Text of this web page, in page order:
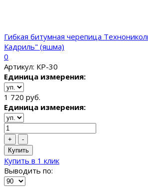
Гибкая битумная черепица
Кадриль" (яшма)
0
Артикул: КР-30
Единица измерения:
1 720 руб.
Единица измерения:
+
-
Купить
Купить в 1 клик
Выводить по: